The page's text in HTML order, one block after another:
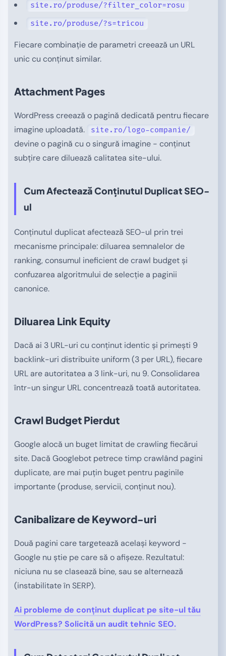
site.ro/produse/?filter_color=rosu
site.ro/produse/?s=tricou
Fiecare combinație de parametri creează un URL
unic cu conținut similar.
Attachment Pages
WordPress creează o pagină dedicată pentru fiecare
imagine uploadată.
site.ro/logo-companie/
devine o pagină cu o singură imagine - conținut
subțire care diluează calitatea site-ului.
Cum Afectează Conținutul Duplicat SEO-
ul
Conținutul duplicat afectează SEO-ul prin trei
mecanisme principale: diluarea semnalelor de
ranking, consumul ineficient de crawl budget și
confuzarea algoritmului de selecție a paginii
canonice.
Diluarea Link Equity
Dacă ai 3 URL-uri cu conținut identic și primești 9
backlink-uri distribuite uniform (3 per URL), fiecare
URL are autoritatea a 3 link-uri, nu 9. Consolidarea
într-un singur URL concentrează toată autoritatea.
Crawl Budget Pierdut
Google alocă un buget limitat de crawling fiecărui
site. Dacă Googlebot petrece timp crawlând pagini
duplicate, are mai puțin buget pentru paginile
importante (produse, servicii, conținut nou).
Canibalizare de Keyword-uri
Două pagini care targetează același keyword -
Google nu știe pe care să o afișeze. Rezultatul:
niciuna nu se clasează bine, sau se alternează
(instabilitate în SERP).
Ai probleme de conținut duplicat pe site-ul tău
WordPress? Solicită un audit tehnic SEO.